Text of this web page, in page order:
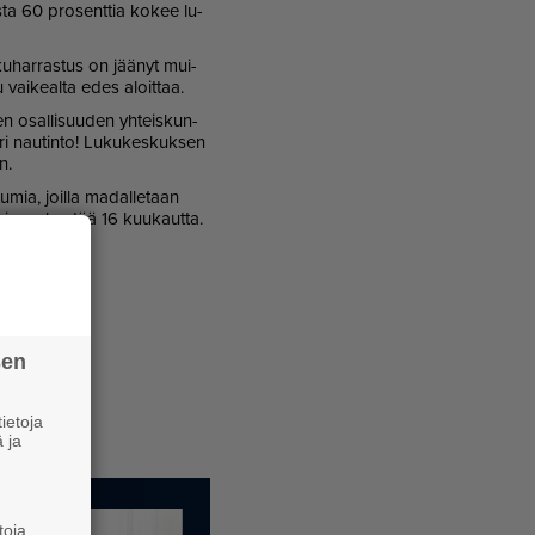
60 pro­sent­tia ko­kee lu­
on jää­nyt mui­
edes aloit­taa.
osal­li­suu­den yh­teis­kun­
nau­tin­to! Lu­ku­kes­kuk­sen
joil­la ma­dal­le­taan
se kes­tää 16 kuu­kaut­ta.
ja